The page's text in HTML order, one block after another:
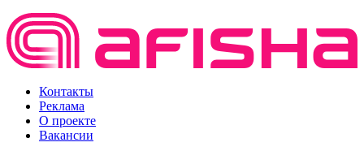
Контакты
Реклама
О проекте
Вакансии